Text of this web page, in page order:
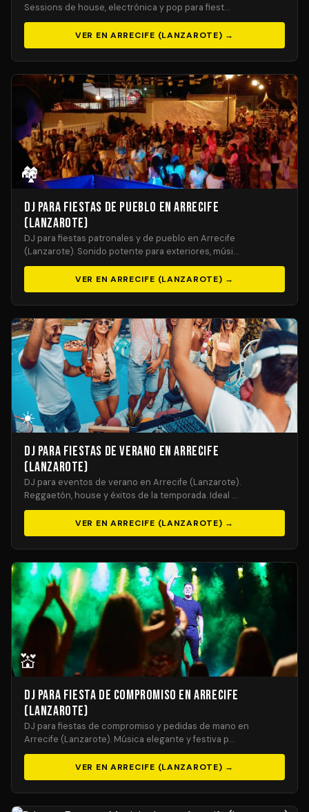
Sessions de house, electrónica y pop para fiest…
VER EN ARRECIFE (LANZAROTE) →
🏘️
DJ para Fiestas de Pueblo en Arrecife
(Lanzarote)
DJ para fiestas patronales y de pueblo en Arrecife
(Lanzarote). Sonido potente para exteriores, músi…
VER EN ARRECIFE (LANZAROTE) →
☀️
DJ para Fiestas de Verano en Arrecife
(Lanzarote)
DJ para eventos de verano en Arrecife (Lanzarote).
Reggaetón, house y éxitos de la temporada. Ideal …
VER EN ARRECIFE (LANZAROTE) →
💒
DJ para Fiesta de Compromiso en Arrecife
(Lanzarote)
DJ para fiestas de compromiso y pedidas de mano en
Arrecife (Lanzarote). Música elegante y festiva p…
VER EN ARRECIFE (LANZAROTE) →